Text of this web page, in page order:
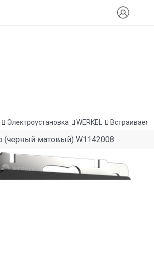
Электроустановка WERKEL
матовый) W1142008